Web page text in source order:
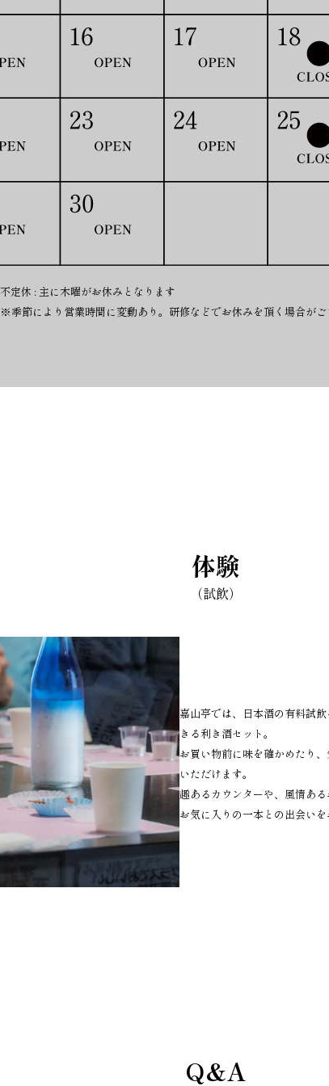
不定休 : 主に木曜がお休みとなります
※季節により営業時間に変動あり。研修などでお休みを頂く場合がご
体験
（試飲）
嘉山亭では、日本酒の有料試
きる利き酒セット。
お買い物前に味を確かめたり
いただけます。
趣あるカウンターや、風情あ
お気に入りの一本との出会いを
Q&A